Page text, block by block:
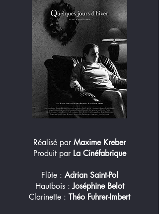
Réalisé par Maxime Kreber
Produit par La Cinéfabrique
Flûte : Adrian Saint-Pol
Hautbois :Joséphine Belot
Clarinette : Théo Fuhrer-Imbert